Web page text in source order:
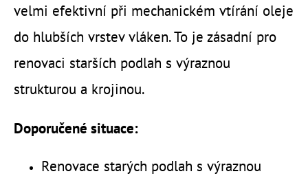
velmi efektivní při mechanickém vtírání oleje
do hlubších vrstev vláken. To je zásadní pro
renovaci starších podlah s výraznou
strukturou a krojinou.
Doporučené situace:
Renovace starých podlah s výraznou